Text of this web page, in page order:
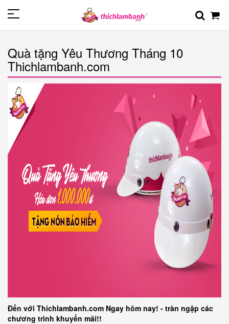
Quà tặng Yêu Thương Tháng 10
Thichlambanh.com
Đến với Thichlambanh.com Ngay hôm nay! - tràn ngập các
chương trình khuyến mãi!!